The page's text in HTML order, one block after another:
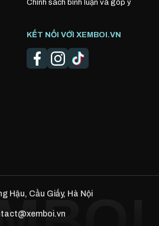
Chính sách bình luận và góp ý
KẾT NỐI VỚI XEMBOI.VN
Hậu, Cầu Giấy, Hà Nội